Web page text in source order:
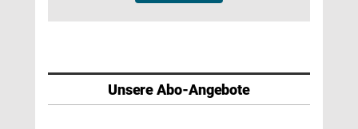
Unsere Abo-Angebote